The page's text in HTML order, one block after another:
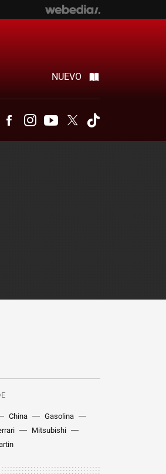
NUEVO
TelegramFacebookInstagramYoutubeTwitter
China
Gasolina
Mitsubishi